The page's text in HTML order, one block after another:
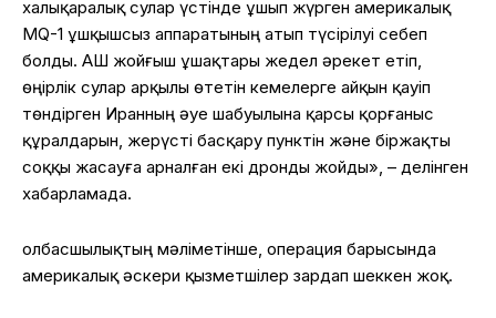
халықаралық сулар үстінде ұшып жүрген америкалық
MQ-1 ұшқышсыз аппаратының атып түсірілуі себеп
болды. АҚШ жойғыш ұшақтары жедел әрекет етіп,
өңірлік сулар арқылы өтетін кемелерге айқын қауіп
төндірген Иранның әуе шабуылына қарсы қорғаныс
құралдарын, жерүсті басқару пунктін және біржақты
соққы жасауға арналған екі дронды жойды», – делінген
хабарламада.
Қолбасшылықтың мәліметінше, операция барысында
америкалық әскери қызметшілер зардап шеккен жоқ.